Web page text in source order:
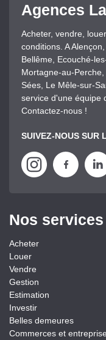
Agences
Acheter, vendre,
conditions. A
Bellême, Ecouché-
Mortagne-au-
Sées, Le Mêle-sur-
service d'une équipe
Contactez-nous !
SUIVEZ-NOUS SUR
Nos services
Acheter
Louer
Vendre
Gestion
Estimation
Investir
Belles demeures
Commerces et